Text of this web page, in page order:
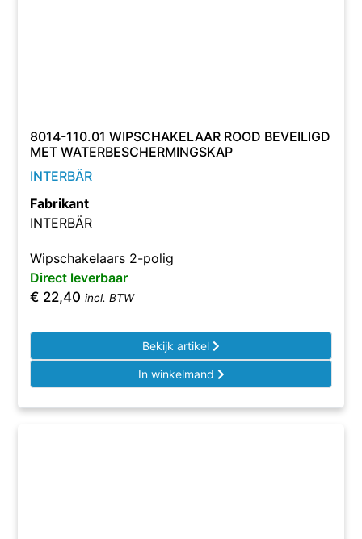
8014-110.01 WIPSCHAKELAAR ROOD BEVEILIGD
MET WATERBESCHERMINGSKAP
INTERBÄR
Fabrikant
INTERBÄR
Wipschakelaars 2-polig
Direct leverbaar
€ 22,40 incl. BTW
Bekijk artikel
In winkelmand